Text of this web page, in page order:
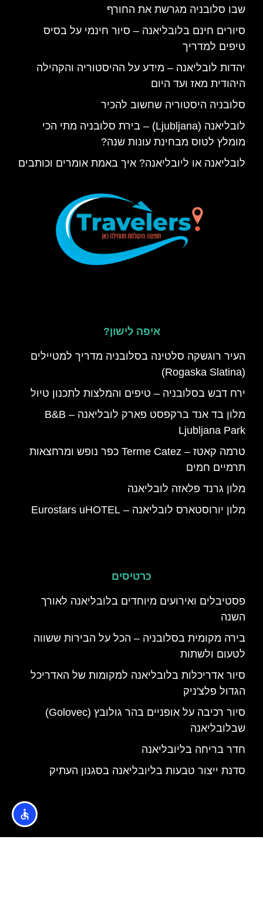
שבו סלובניה מגרשת את החורף
סיורים חינם בלובליאנה – סיור חינמי על בסיס
טיפים למדריך
יהדות לובליאנה – מידע על ההיסטוריה והקהילה
היהודית מאז ועד היום
סלובניה היסטוריה שחשוב להכיר
לובליאנה (Ljubljana) – בירת סלובניה מתי הכי
מומלץ לטוס מבחינת עונות שנה?
לובליאנה או ליובליאנה? איך באמת אומרים וכותבים
איפה לישון?
העיר רוגשקה סלטינה בסלובניה מדריך למטיילים
(Rogaska Slatina)
ירח דבש בסלובניה – טיפים והמלצות לתכנון טיול
מלון בד אנד ברקפסט פארק לובליאנה – B&B
Ljubljana Park
טרמה קאטז – Terme Catez כפר נופש ומרחצאות
תרמיים חמים
מלון גרנד פלאזה לובליאנה
מלון יורוסטארס לובליאנה – Eurostars uHOTEL
כרטיסים
פסטיבלים ואירועים מיוחדים בלובליאנה לאורך
השנה
בירה מקומית בסלובניה – הכל על הבירות ששווה
לטעום ולשתות
סיור אדריכלות בלובליאנה למקומות של האדריכל
הגדול פלצ'ניק
סיור רכיבה על אופניים בהר גולובץ (Golovec)
שבלובליאנה
חדר בריחה בליובליאנה
סדנת ייצור טבעות בליובליאנה בסגנון העתיק